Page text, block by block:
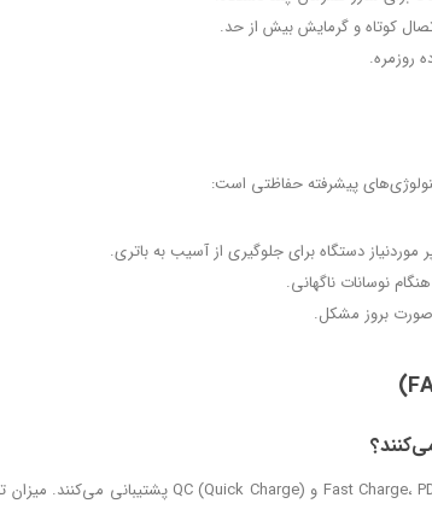
کوتاه و گرمایش بیش از حد.
روزمره.
پیشرفته حفاظتی است:
موردنیاز دستگاه برای جلوگیری از آسیب به باتری.
نوسانات ناگهانی.
بروز مشکل.